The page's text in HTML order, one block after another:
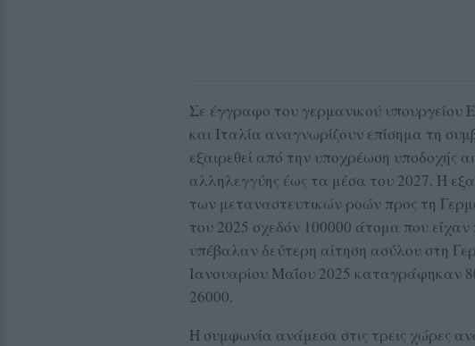
Σε έγγραφο του γερμανικού
και Ιταλία αναγνωρίζουν επίσημα τη
εξαιρεθεί από την υποχρέωση υποδοχής
αλληλεγγύης έως τα μέσα του 2027. Η
των μεταναστευτικών ροών προς τη
του 2025 σχεδόν 100000 άτομα που
υπέβαλαν δεύτερη αίτηση ασύλου στη
Ιανουαρίου Μαΐου 2025 καταγράφηκαν
26000.
Η συμφωνία ανάμεσα στις τρεις χώρες